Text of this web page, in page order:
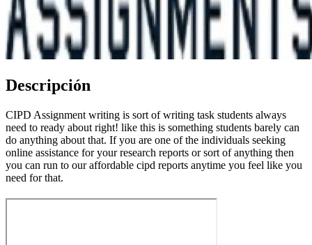
Descripción
CIPD Assignment writing is sort of writing task students always
need to ready about right! like this is something students barely can
do anything about that. If you are one of the individuals seeking
online assistance for your research reports or sort of anything then
you can run to our affordable cipd reports anytime you feel like you
need for that.